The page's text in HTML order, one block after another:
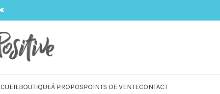
BOUTIQUEÀ PROPOSPOINTS DE VENTECONTACT